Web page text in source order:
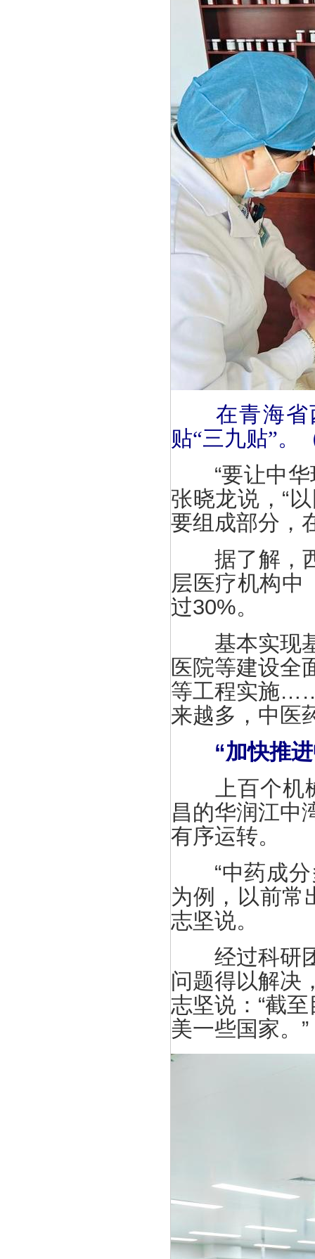
在青海
贴“三九贴”。
“要让中华
张晓龙说，“
要组成部分，
据了解，西
层医疗机构中
过30%。
基本实现基
医院等建设全
等工程实施
来越多，中医
“加快推
上百个机械
昌的华润江中
有序运转。
“中药成分
为例，以前常
志坚说。
经过科研团
问题得以解决
志坚说：“截
美一些国家。”